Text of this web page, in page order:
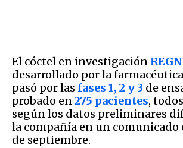
El cóctel en investigación
desarrollado por la
pasó por las fases 1, 2 y 3 de
probado en275 pacientes,
según los datos preliminares
la compañía en un comunicado
de septiembre.